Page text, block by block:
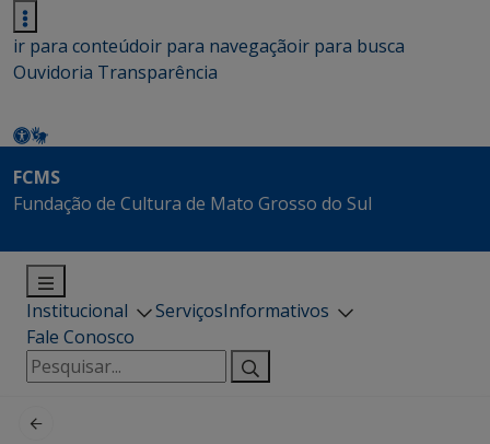
ir para conteúdoir para navegaçãoir para busca
Ouvidoria Transparência
FCMS
Fundação de Cultura de Mato Grosso do Sul
Institucional ServiçosInformativos
Fale Conosco
Pesquisar
por: